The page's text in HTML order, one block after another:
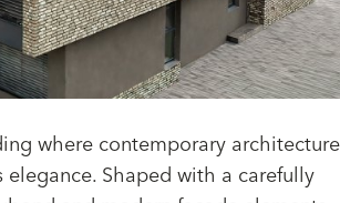
where contemporary architecture
Shaped with a carefully